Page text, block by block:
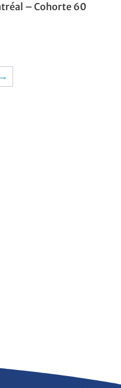
– Cohorte 60
→